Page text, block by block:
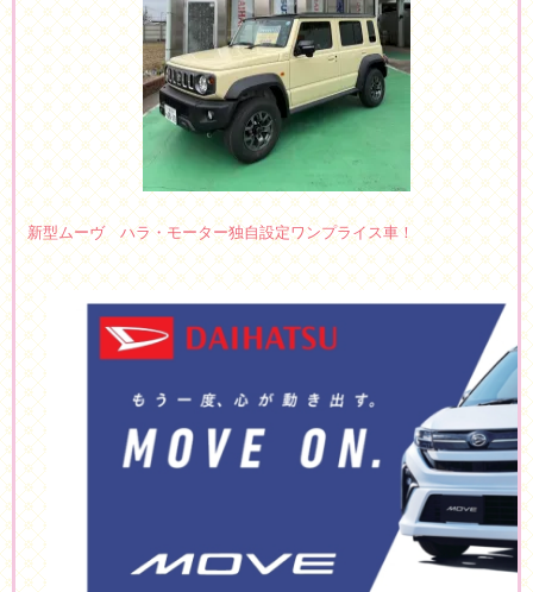
新型ムーヴ ハラ・モーター独自設定ワンプライス車！